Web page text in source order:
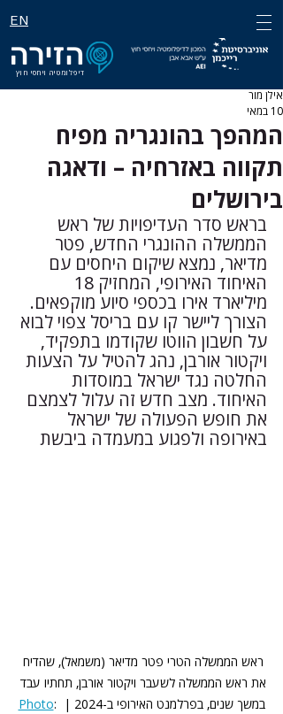
EN
דיפלומטיה ויחסי חוץ
המהפך בהונגריה מפיח
תקווה באזרחיה – ודאגה
בירושלים
אילן מור
10 במאי
בראש סדר העדיפויות של ראש
הממשלה ההונגרי החדש, פטר
מדיאר, נמצא שיקום היחסים עם
מיליארד אירו בכספי סיוע מוקפאים.
הצורך ליישר קו עם בריסל צפוי לבוא
על חשבון הווטו שקודמו בתפקיד,
ויקטור אורבן, נהג להטיל על הצעות
החלטה נגד ישראל במוסדות
האיחוד. מצב חדש זה עלול לצמצם
את חופש הפעולה של ישראל
באירופה ולפגוע במעמדה ביבשת
ראש הממשלה הטרי פטר מדיאר (משמאל), שהדיח
את ראש הממשלה לשעבר ויקטור אורבן, תחתיו עבד
במשך שנים, בפרלמנט האירופי ב-2024 |
Photo: